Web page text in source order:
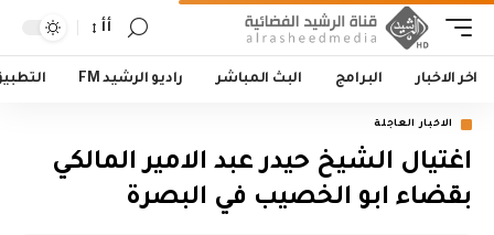
أأ
اخر الاخبار البرامج البث المباشر راديو الرشيد FM
الاخبار العاجلة
اغتيال الشيخ حيدر عبد الامير المالكي
بقضاء ابو الخصيب في البصرة